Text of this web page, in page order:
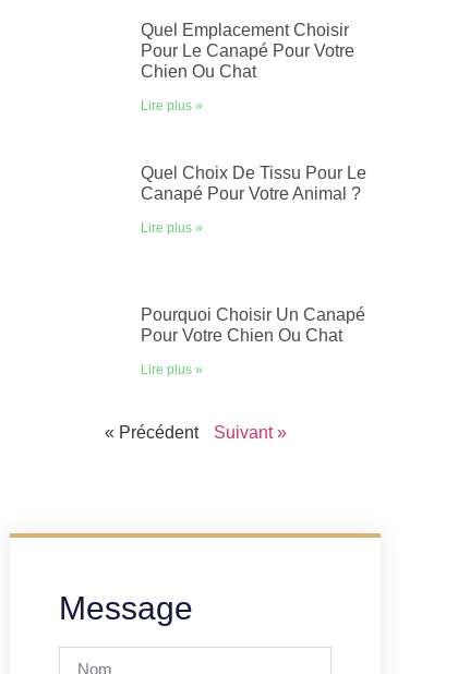
Quel Emplacement Choisir
Pour Le Canapé Pour Votre
Chien Ou Chat
Lire plus »
Quel Choix De Tissu Pour Le
Canapé Pour Votre Animal ?
Lire plus »
Pourquoi Choisir Un Canapé
Pour Votre Chien Ou Chat
Lire plus »
« Précédent Suivant »
Message